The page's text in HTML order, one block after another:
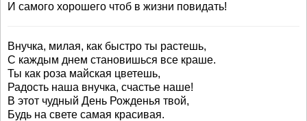
И самого хорошего чтоб в жизни повидать!
Внучка, милая, как быстро ты растешь,
С каждым днем становишься все краше.
Ты как роза майская цветешь,
Радость наша внучка, счастье наше!
В этот чудный День Рожденья твой,
Будь на свете самая красивая.